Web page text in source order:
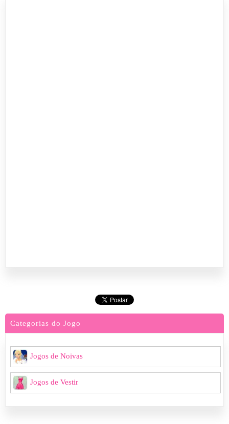
Categorias do Jogo
Jogos de Noivas
Jogos de Vestir